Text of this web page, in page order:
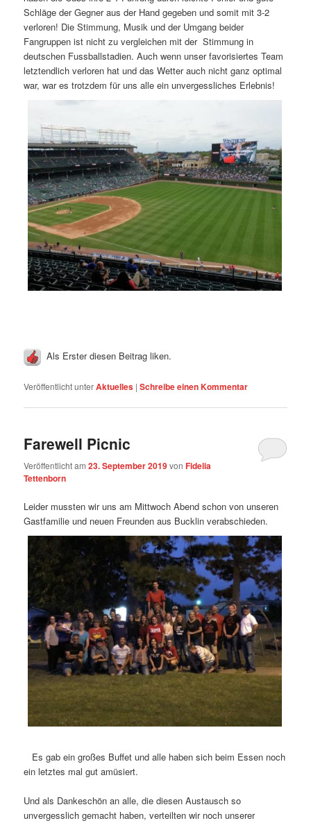
Schläge der Gegner aus der Hand gegeben und somit mit 3-2
verloren! Die Stimmung, Musik und der Umgang beider
Fangruppen ist nicht zu vergleichen mit der Stimmung in
deutschen Fussballstadien. Auch wenn unser favorisiertes Team
letztendlich verloren hat und das Wetter auch nicht ganz optimal
war, war es trotzdem für uns alle ein unvergessliches Erlebnis!
Als Erster diesen Beitrag liken.
Veröffentlicht unterAktuelles |Schreibe einen Kommentar
Farewell Picnic
Veröffentlicht am23. September 2019vonFidelia
Tettenborn
Leider mussten wir uns am Mittwoch Abend schon von unseren
Gastfamilie und neuen Freunden aus Bucklin verabschieden.
Es gab ein großes Buffet und alle haben sich beim Essen noch
ein letztes mal gut amüsiert.
Und als Dankeschön an alle, die diesen Austausch so
unvergesslich gemacht haben, verteilten wir noch unserer